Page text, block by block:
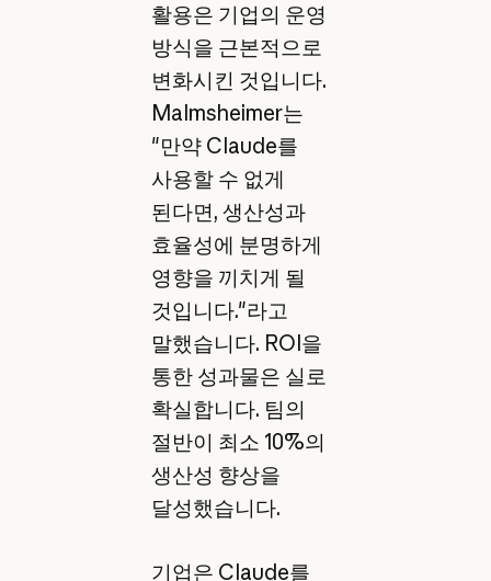
활용은 기업의 운영
방식을 근본적으로
변화시킨 것입니다.
Malmsheimer는
"만약 Claude를
사용할 수 없게
된다면, 생산성과
효율성에 분명하게
영향을 끼치게 될
것입니다."라고
말했습니다. ROI을
통한 성과물은 실로
확실합니다. 팀의
절반이 최소 10%의
생산성 향상을
달성했습니다.
기업은 Claude를